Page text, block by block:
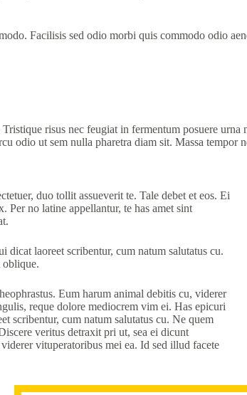
Facilisis sed odio morbi quis commodo odio
risus nec feugiat in fermentum posuere
odio ut sem nulla pharetra diam sit. Massa
duo tollit assueverit te. Tale debet et eos. Ei
Per no latine appellantur, te has amet sint
dicat laoreet scribentur, cum natum salutatus cu.
oblique.
Eum harum animal debitis cu, viderer
reque dolore mediocrem vim ei. Has epicuri
scribentur, cum natum salutatus cu. Ne quem
veritus detraxit pri ut, sea ei dicunt
vituperatoribus mei ea. Id sed illud facete